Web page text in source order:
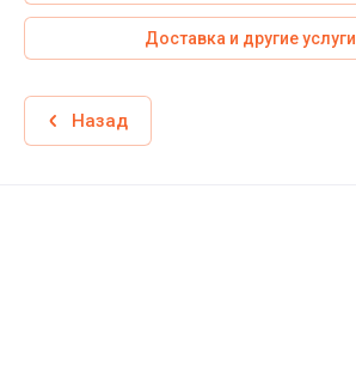
Доставка и другие услуги
Назад